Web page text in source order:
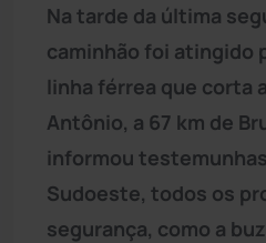
Na tarde da última
caminhão foi atingido
linha férrea que corta
Antônio, a 67 km de
informou
Sudoeste, todos os
segurança, como a